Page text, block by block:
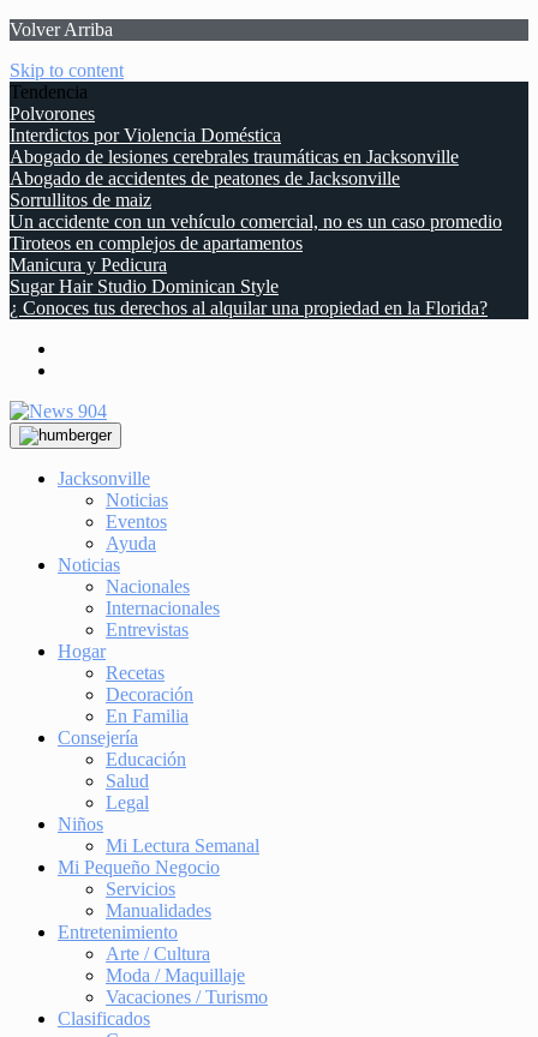
Volver Arriba
Skip to content
Tendencia
Polvorones
Interdictos por Violencia Doméstica
Abogado de lesiones cerebrales traumáticas en Jacksonville
Abogado de accidentes de peatones de Jacksonville
Sorrullitos de maiz
Un accidente con un vehículo comercial, no es un caso promedio
Tiroteos en complejos de apartamentos
Manicura y Pedicura
Sugar Hair Studio Dominican Style
¿ Conoces tus derechos al alquilar una propiedad en la Florida?
Jacksonville
Noticias
Eventos
Ayuda
Noticias
Nacionales
Internacionales
Entrevistas
Hogar
Recetas
Decoración
En Familia
Consejería
Educación
Salud
Legal
Niños
Mi Lectura Semanal
Mi Pequeño Negocio
Servicios
Manualidades
Entretenimiento
Arte / Cultura
Moda / Maquillaje
Vacaciones / Turismo
Clasificados